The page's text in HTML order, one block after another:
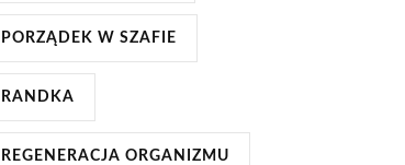
PORZĄDEK W SZAFIE
RANDKA
REGENERACJA ORGANIZMU